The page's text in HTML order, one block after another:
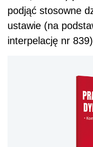
podjąć stosowne
ustawie (na
interpelację nr